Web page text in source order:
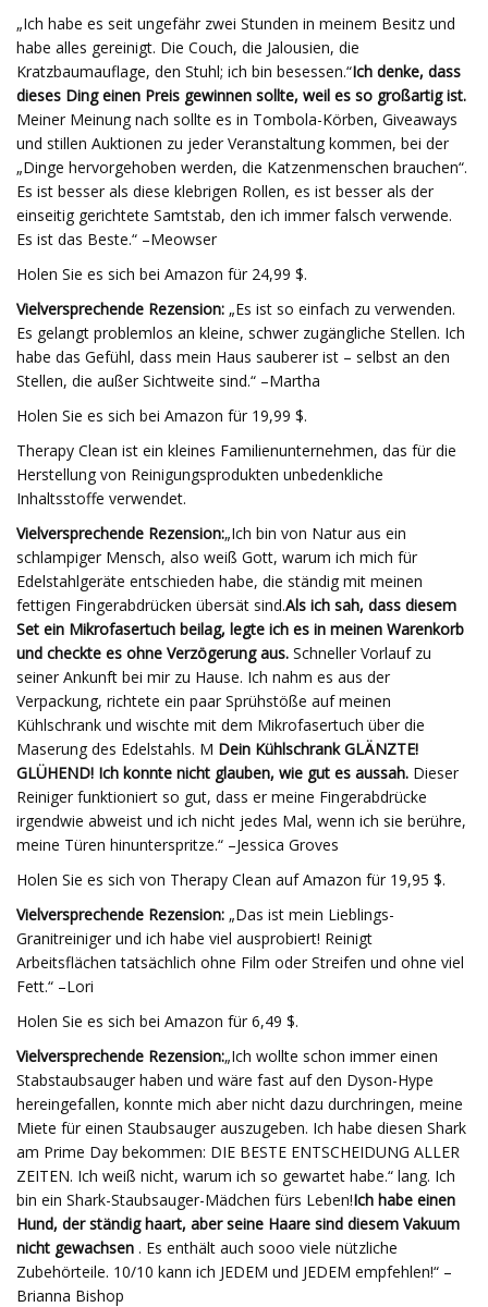
„Ich habe es seit ungefähr zwei Stunden in meinem Besitz und
habe alles gereinigt. Die Couch, die Jalousien, die
Kratzbaumauflage, den Stuhl; ich bin besessen.“Ich denke, dass
dieses Ding einen Preis gewinnen sollte, weil es so großartig ist.
Meiner Meinung nach sollte es in Tombola-Körben, Giveaways
und stillen Auktionen zu jeder Veranstaltung kommen, bei der
„Dinge hervorgehoben werden, die Katzenmenschen brauchen“.
Es ist besser als diese klebrigen Rollen, es ist besser als der
einseitig gerichtete Samtstab, den ich immer falsch verwende.
Es ist das Beste.“ –Meowser
Holen Sie es sich bei Amazon für 24,99 $.
Vielversprechende Rezension: „Es ist so einfach zu verwenden.
Es gelangt problemlos an kleine, schwer zugängliche Stellen. Ich
habe das Gefühl, dass mein Haus sauberer ist – selbst an den
Stellen, die außer Sichtweite sind.“ –Martha
Holen Sie es sich bei Amazon für 19,99 $.
Therapy Clean ist ein kleines Familienunternehmen, das für die
Herstellung von Reinigungsprodukten unbedenkliche
Inhaltsstoffe verwendet.
Vielversprechende Rezension:„Ich bin von Natur aus ein
schlampiger Mensch, also weiß Gott, warum ich mich für
Edelstahlgeräte entschieden habe, die ständig mit meinen
fettigen Fingerabdrücken übersät sind.Als ich sah, dass diesem
Set ein Mikrofasertuch beilag, legte ich es in meinen Warenkorb
und checkte es ohne Verzögerung aus. Schneller Vorlauf zu
seiner Ankunft bei mir zu Hause. Ich nahm es aus der
Verpackung, richtete ein paar Sprühstöße auf meinen
Kühlschrank und wischte mit dem Mikrofasertuch über die
Maserung des Edelstahls. M Dein Kühlschrank GLÄNZTE!
GLÜHEND! Ich konnte nicht glauben, wie gut es aussah. Dieser
Reiniger funktioniert so gut, dass er meine Fingerabdrücke
irgendwie abweist und ich nicht jedes Mal, wenn ich sie berühre,
meine Türen hinunterspritze.“ –Jessica Groves
Holen Sie es sich von Therapy Clean auf Amazon für 19,95 $.
Vielversprechende Rezension: „Das ist mein Lieblings-
Granitreiniger und ich habe viel ausprobiert! Reinigt
Arbeitsflächen tatsächlich ohne Film oder Streifen und ohne viel
Fett.“ –Lori
Holen Sie es sich bei Amazon für 6,49 $.
Vielversprechende Rezension:„Ich wollte schon immer einen
Stabstaubsauger haben und wäre fast auf den Dyson-Hype
hereingefallen, konnte mich aber nicht dazu durchringen, meine
Miete für einen Staubsauger auszugeben. Ich habe diesen Shark
am Prime Day bekommen: DIE BESTE ENTSCHEIDUNG ALLER
ZEITEN. Ich weiß nicht, warum ich so gewartet habe.“ lang. Ich
bin ein Shark-Staubsauger-Mädchen fürs Leben!Ich habe einen
Hund, der ständig haart, aber seine Haare sind diesem Vakuum
nicht gewachsen . Es enthält auch sooo viele nützliche
Zubehörteile. 10/10 kann ich JEDEM und JEDEM empfehlen!“ –
Brianna Bishop